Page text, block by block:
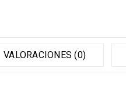
VALORACIONES (0)